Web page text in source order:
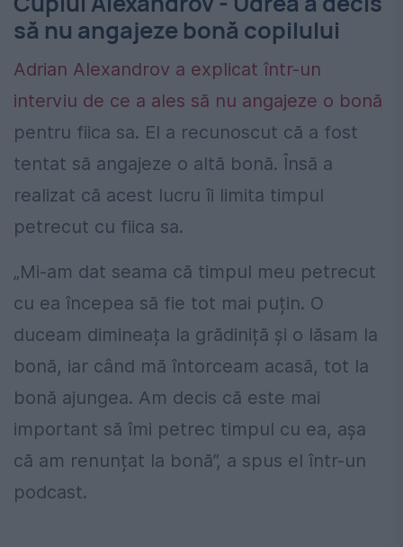
să nu angajeze bonă copilului
Adrian Alexandrov a explicat într-un
interviu de ce a ales să nu angajeze o bonă
pentru fiica sa. El a recunoscut că a fost
tentat să angajeze o altă bonă. Însă a
realizat că acest lucru îi limita timpul
petrecut cu fiica sa.
„Mi-am dat seama că timpul meu petrecut
cu ea începea să fie tot mai puțin. O
duceam dimineața la grădiniță și o lăsam la
bonă, iar când mă întorceam acasă, tot la
bonă ajungea. Am decis că este mai
important să îmi petrec timpul cu ea, așa
că am renunțat la bonă”, a spus el într-un
podcast.